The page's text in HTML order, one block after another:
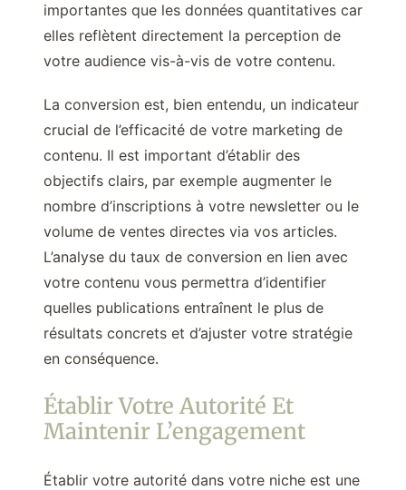
importantes que les données quantitatives car
elles reflètent directement la perception de
votre audience vis-à-vis de votre contenu.
La conversion est, bien entendu, un indicateur
crucial de l’efficacité de votre marketing de
contenu. Il est important d’établir des
objectifs clairs, par exemple augmenter le
nombre d’inscriptions à votre newsletter ou le
volume de ventes directes via vos articles.
L’analyse du taux de conversion en lien avec
votre contenu vous permettra d’identifier
quelles publications entraînent le plus de
résultats concrets et d’ajuster votre stratégie
en conséquence.
Établir Votre Autorité Et
Maintenir L’engagement
Établir votre autorité dans votre niche est une